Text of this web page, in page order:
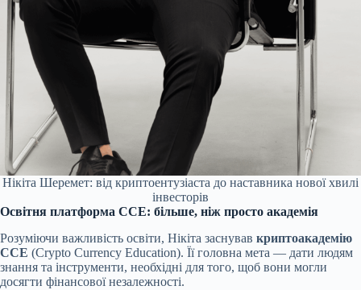
Нікіта Шеремет: від криптоентузіаста до наставника нової хвилі
інвесторів
Освітня платформа CCE: більше, ніж просто академія
Розуміючи важливість освіти, Нікіта заснував криптоакадемію
CCE (Crypto Currency Education). Її головна мета — дати людям
знання та інструменти, необхідні для того, щоб вони могли
досягти фінансової незалежності.